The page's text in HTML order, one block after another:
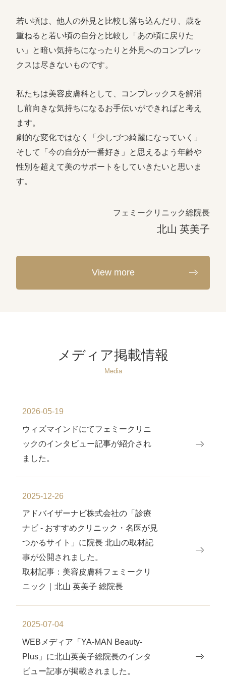
若い頃は、他人の外見と比較し落ち込んだり、歳を
重ねると若い頃の自分と比較し「あの頃に戻りた
い」と暗い気持ちになったりと外見へのコンプレッ
クスは尽きないものです。
私たちは美容皮膚科として、コンプレックスを解消
し前向きな気持ちになるお手伝いができればと考え
ます。
劇的な変化ではなく「少しづつ綺麗になっていく」
そして「今の自分が一番好き」と思えるよう年齢や
性別を超えて美のサポートをしていきたいと思いま
す。
フェミークリニック総院長
北山 英美子
View more
メディア掲載情報
Media
2026-05-19
ウィズマインドにてフェミークリニ
ックのインタビュー記事が紹介され
ました。
2025-12-26
アドバイザーナビ株式会社の「診療
ナビ - おすすめクリニック・名医が見
つかるサイト」に院長 北山の取材記
事が公開されました。
取材記事：美容皮膚科フェミークリ
ニック｜北山 英美子 総院長
2025-07-04
WEBメディア「YA-MAN Beauty-
Plus」に北山英美子総院⻑のインタ
ビュー記事が掲載されました。